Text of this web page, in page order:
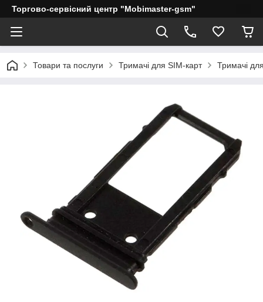
Торгово-сервісний центр "Mobimaster-gsm"
Товари та послуги Тримачі для SIM-карт Тримачі